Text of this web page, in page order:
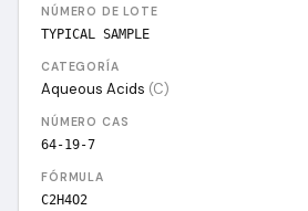
NÚMERO DE LOTE
TYPICAL SAMPLE
CATEGORÍA
Aqueous Acids (C)
NÚMERO CAS
64-19-7
FÓRMULA
C2H4O2